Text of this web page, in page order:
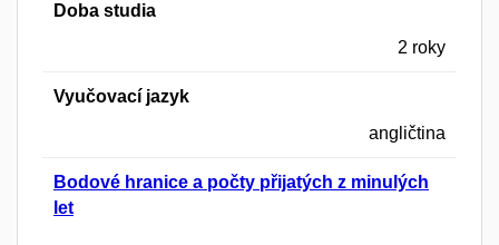
Doba studia
2 roky
Vyučovací jazyk
angličtina
Bodové hranice a počty přijatých z minulých
let